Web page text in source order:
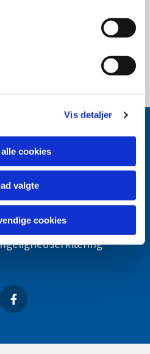
Vis detaljer
cookies
valgte
cookies
i Sankt Povls
Find din
Ansigter